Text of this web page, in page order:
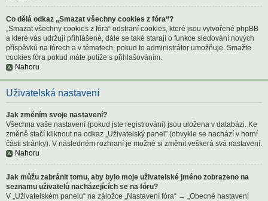
Co dělá odkaz „Smazat všechny cookies z fóra“?
„Smazat všechny cookies z fóra“ odstraní cookies, které jsou vytvořené phpBB
a které vás udržují přihlášené, dále se také starají o funkce sledování nových
příspěvků na fórech a v tématech, pokud to administrátor umožňuje. Smažte
cookies fóra pokud máte potíže s přihlašováním.
Nahoru
Uživatelská nastavení
Jak změním svoje nastavení?
Všechna vaše nastavení (pokud jste registrováni) jsou uložena v databázi. Ke
změně stačí kliknout na odkaz „Uživatelský panel” (obvykle se nachází v horní
části stránky). V následném rozhraní je možné si změnit veškerá svá nastavení.
Nahoru
Jak můžu zabránit tomu, aby bylo moje uživatelské jméno zobrazeno na
seznamu uživatelů nacházejících se na fóru?
V „Uživatelském panelu“ na záložce „Nastavení fóra“ → „Obecné nastavení